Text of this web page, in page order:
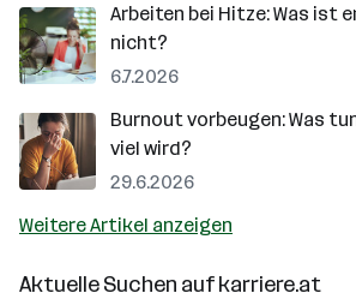
Arbeiten bei Hitze: Was ist
nicht?
6.7.2026
Burnout vorbeugen: Was
viel wird?
29.6.2026
Weitere Artikel anzeigen
Aktuelle Suchen aufkarriere.at